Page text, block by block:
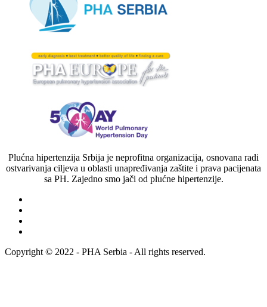
Plućna hipertenzija Srbija je neprofitna organizacija, osnovana radi
ostvarivanja ciljeva u oblasti unapređivanja zaštite i prava pacijenata
sa PH. Zajedno smo jači od plućne hipertenzije.
Copyright © 2022 - PHA Serbia - All rights reserved.